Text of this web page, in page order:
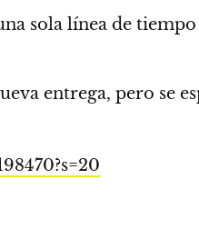
sola línea de
entrega, pero se